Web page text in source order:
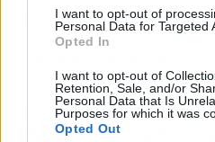
I want to opt-out of
Personal Data for Targeted
Opted In
I want to opt-out of
Retention, Sale, and/or
Personal Data that Is
Purposes for which it was
Opted Out
Por qué es viral:Porque
ya no es un juego y las
Artículo anterior
Los CEO de OpenAI,